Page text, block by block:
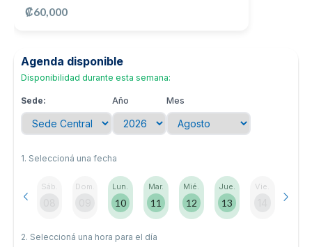
₡60,000
Agenda disponible
Disponibilidad durante esta semana:
Sede: Año Mes
1. Seleccioná una fecha
Sáb. Dom. Lun.
10
Mar.
11
Mié.
12
Jue.
13
Vie.
2. Seleccioná una hora para el día